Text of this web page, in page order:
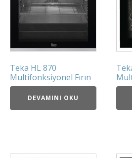
Teka HL 870
Multifonksiyonel Fırın
DEVAMINI OKU